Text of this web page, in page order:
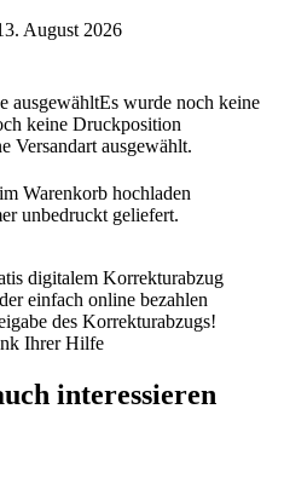
August 2026
ausgewähltEs wurde noch keine
keine Druckposition
Versandart ausgewählt.
Warenkorb hochladen
unbedruckt geliefert.
digitalem Korrekturabzug
einfach online bezahlen
des Korrekturabzugs!
Ihrer Hilfe
interessieren